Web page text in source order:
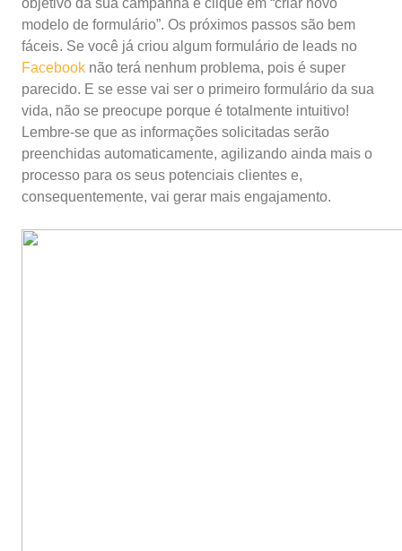
objetivo da sua campanha e clique em “criar novo
modelo de formulário”. Os próximos passos são bem
fáceis. Se você já criou algum formulário de leads no
Facebook não terá nenhum problema, pois é super
parecido. E se esse vai ser o primeiro formulário da sua
vida, não se preocupe porque é totalmente intuitivo!
Lembre-se que as informações solicitadas serão
preenchidas automaticamente, agilizando ainda mais o
processo para os seus potenciais clientes e,
consequentemente, vai gerar mais engajamento.